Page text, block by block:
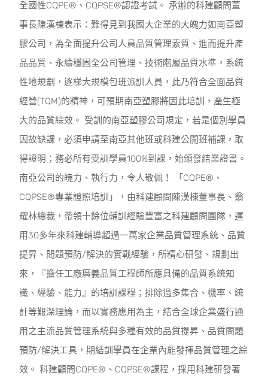
全國性CQPE®、CQPSE®認證考試。 承辦的科建顧問董
事長陳漢棟表示：難得見到我國大企業的大魄力如南亞塑
膠公司，為全面提升公司人員品質管理素質、進而提升產
品品質、永續穩固全公司管理、技術階層品質水準，系統
性地規劃，逐梯大規模包班派訓人員，此乃符合全面品質
經營(TQM)的精神，可預期南亞塑膠將因此培訓，產生極
大的品質綜效。 受訓的南亞塑膠公司規定，若是個別學員
因故缺課，必須申請至南亞其他班或科建公開班補課，取
得證明；務必所有受訓學員100%到課，始頒發結業證書。
南亞公司的魄力、執行力，令人敬佩！ 「CQPE®、
CQPSE®專業證照培訓」，由科建顧問陳漢棟董事長、翁
耀林總裁，帶領十餘位輔訓經驗豐富之科建顧問團隊，運
用30多年來科建輔導超過一萬家企業品質管理系統、品質
提昇、問題預防/解決的實戰經驗，所精心研發、規劃出
來，『擔任工廠廣義品質工程師所應具備的品質系統知
識、經驗、能力』的培訓課程；排除過多集合、機率、統
計等艱深理論，而以實務應用為主，結合全球企業盛行通
用之主流品質管理系統與多種有效的品質提昇、品質問題
預防/解決工具，期結訓學員在企業內能發揮品質管理之綜
效。 科建顧問CQPE®、CQPSE®課程，採用科建研發著